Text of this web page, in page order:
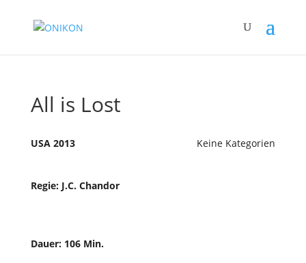
All is Lost
Keine Kategorien
USA 2013
Regie: J.C. Chandor
Dauer: 106 Min.